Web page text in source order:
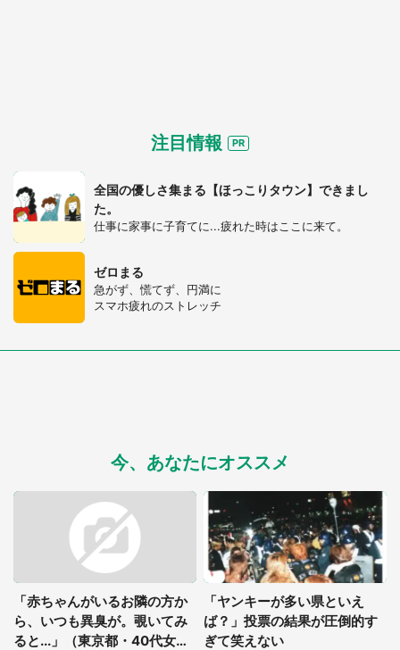
注目情報
全国の優しさ集まる【ほっこりタウン】できまし
た。
仕事に家事に子育てに...疲れた時はここに来て。
ゼロまる
急がず、慌てず、円満に
スマホ疲れのストレッチ
今、あなたにオススメ
「赤ちゃんがいるお隣の方か
ら、いつも異臭が。覗いてみ
ると...」（東京都・40代女
「ヤンキーが多い県といえ
ば？」投票の結果が圧倒的す
ぎて笑えない